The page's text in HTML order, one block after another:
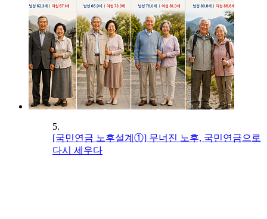
5.
[국민연금 노후설계①] 무너진 노후, 국민연금으로
다시 세우다